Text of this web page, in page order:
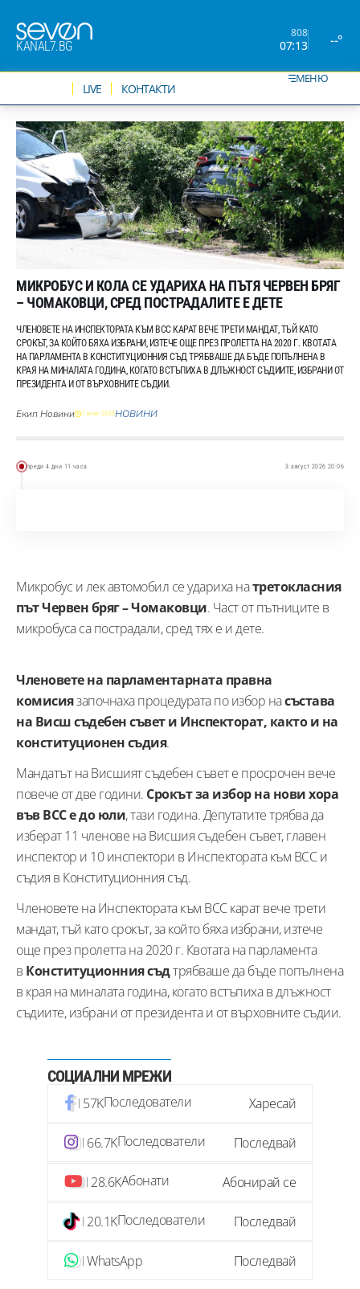
KANAL7.BG
808
07:13 --°
LIVE КОНТАКТИ
МЕНЮ
МИКРОБУС И КОЛА СЕ УДАРИХА НА ПЪТЯ ЧЕРВЕН БРЯГ
– ЧОМАКОВЦИ, СРЕД ПОСТРАДАЛИТЕ Е ДЕТЕ
ЧЛЕНОВЕТЕ НА ИНСПЕКТОРАТА КЪМ ВСС КАРАТ ВЕЧЕ ТРЕТИ МАНДАТ, ТЪЙ КАТО
СРОКЪТ, ЗА КОЙТО БЯХА ИЗБРАНИ, ИЗТЕЧЕ ОЩЕ ПРЕЗ ПРОЛЕТТА НА 2020 Г. КВОТАТА
НА ПАРЛАМЕНТА В КОНСТИТУЦИОННИЯ СЪД ТРЯБВАШЕ ДА БЪДЕ ПОПЪЛНЕНА В
КРАЯ НА МИНАЛАТА ГОДИНА, КОГАТО ВСТЪПИХА В ДЛЪЖНОСТ СЪДИИТЕ, ИЗБРАНИ ОТ
ПРЕЗИДЕНТА И ОТ ВЪРХОВНИТЕ СЪДИИ.
Екип Новини 7 юни 2025НОВИНИ
преди 4 дни 11 часа 3 август 2026 20:06
Микробус и лек автомобил се удариха натретокласния
път Червен бряг – Чомаковци. Част от пътниците в
микробуса са пострадали, сред тях е и дете.
Членовете на парламентарната правна
комисиязапочнаха процедурата по избор насъстава
на Висш съдебен съвет и Инспекторат, както и на
конституционен съдия.
Мандатът на Висшият съдебен съвет е просрочен вече
повече от две години. Срокът за избор на нови хора
във ВСС е до юли, тази година. Депутатите трябва да
изберат 11 членове на Висшия съдебен съвет, главен
инспектор и 10 инспектори в Инспектората към ВСС и
съдия в Конституционния съд.
Членовете на Инспектората към ВСС карат вече трети
мандат, тъй като срокът, за който бяха избрани, изтече
още през пролетта на 2020 г. Квотата на парламента
в Конституционния съдтрябваше да бъде попълнена
в края на миналата година, когато встъпиха в длъжност
съдиите, избрани от президента и от върховните съдии.
СОЦИАЛНИ МРЕЖИ
57KПоследователи Харесай
66.7KПоследователи Последвай
28.6KАбонати Абонирай се
20.1KПоследователи Последвай
WhatsApp Последвай